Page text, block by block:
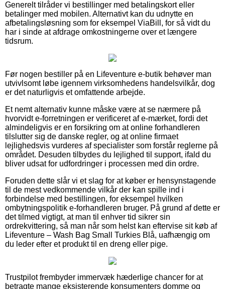
Generelt tilråder vi bestillinger med betalingskort eller
betalinger med mobilen. Alternativt kan du udnytte en
afbetalingsløsning som for eksempel ViaBill, for så vidt du
har i sinde at afdrage omkostningerne over et længere
tidsrum.
Før nogen bestiller på en Lifeventure e-butik behøver man
utvivlsomt løbe igennem virksomhedens handelsvilkår, dog
er det naturligvis et omfattende arbejde.
Et nemt alternativ kunne måske være at se nærmere på
hvorvidt e-forretningen er verificeret af e-mærket, fordi det
almindeligvis er en forsikring om at online forhandleren
tilslutter sig de danske regler, og at online firmaet
lejlighedsvis vurderes af specialister som forstår reglerne på
området. Desuden tilbydes du lejlighed til support, ifald du
bliver udsat for udfordringer i processen med din ordre.
Foruden dette slår vi et slag for at køber er hensynstagende
til de mest vedkommende vilkår der kan spille ind i
forbindelse med bestillingen, for eksempel hvilken
ombytningspolitik e-forhandleren bruger. På grund af dette er
det tilmed vigtigt, at man til enhver tid sikrer sin
ordrekvittering, så man når som helst kan eftervise sit køb af
Lifeventure – Wash Bag Small Turkies Blå, uafhængig om
du leder efter et produkt til en dreng eller pige.
Trustpilot frembyder immervæk hæderlige chancer for at
betragte mange eksisterende konsumenters domme og